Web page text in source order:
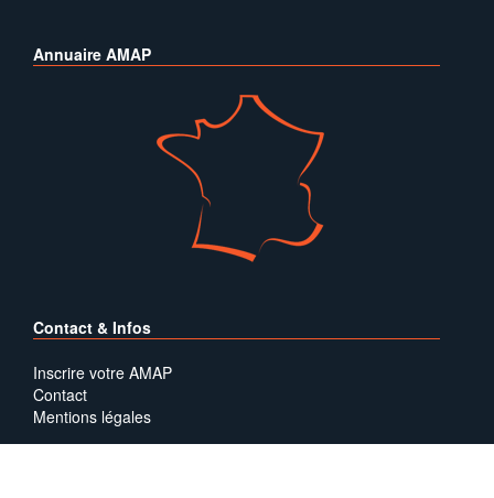
Annuaire AMAP
Contact & Infos
Inscrire votre AMAP
Contact
Mentions légales